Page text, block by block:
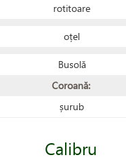
rotitoare
oțel
Busolă
Coroană:
șurub
Calibru